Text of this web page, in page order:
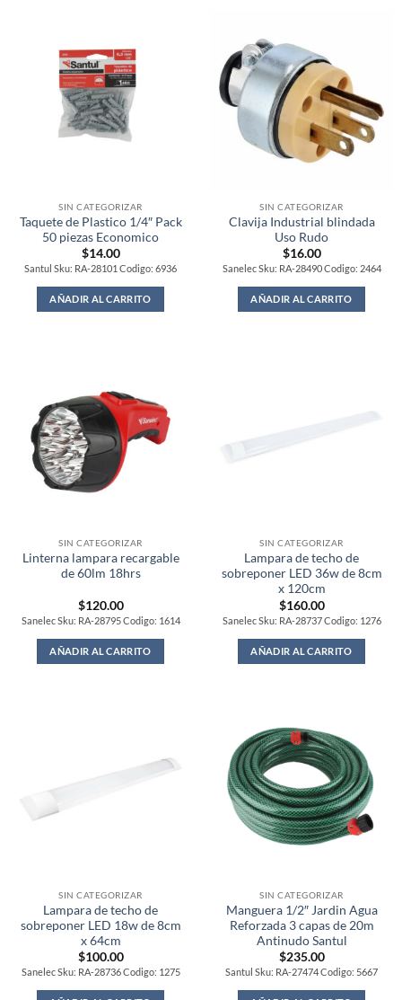
SIN CATEGORIZAR
Taquete de Plastico 1/4″ Pack
50 piezas Economico
$14.00
Santul Sku: RA-28101 Codigo: 6936
AÑADIR AL CARRITO
SIN CATEGORIZAR
Clavija Industrial blindada
Uso Rudo
$16.00
Sanelec Sku: RA-28490 Codigo: 2464
AÑADIR AL CARRITO
SIN CATEGORIZAR
Linterna lampara recargable
de 60lm 18hrs
$120.00
Sanelec Sku: RA-28795 Codigo: 1614
AÑADIR AL CARRITO
SIN CATEGORIZAR
Lampara de techo de
sobreponer LED 36w de 8cm
x 120cm
$160.00
Sanelec Sku: RA-28737 Codigo: 1276
AÑADIR AL CARRITO
SIN CATEGORIZAR
Lampara de techo de
sobreponer LED 18w de 8cm
x 64cm
$100.00
Sanelec Sku: RA-28736 Codigo: 1275
SIN CATEGORIZAR
Manguera 1/2″ Jardin Agua
Reforzada 3 capas de 20m
Antinudo Santul
$235.00
Santul Sku: RA-27474 Codigo: 5667